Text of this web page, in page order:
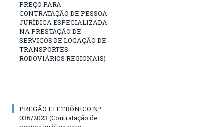
PREÇO PARA
CONTRATAÇÃO DE PESSOA
JURÍDICA ESPECIALIZADA
NA PRESTAÇÃO DE
SERVIÇOS DE LOCAÇÃO DE
TRANSPORTES
RODOVIÁRIOS REGIONAIS)
PREGÃO ELETRÔNICO Nº
036/2023 (Contratação de